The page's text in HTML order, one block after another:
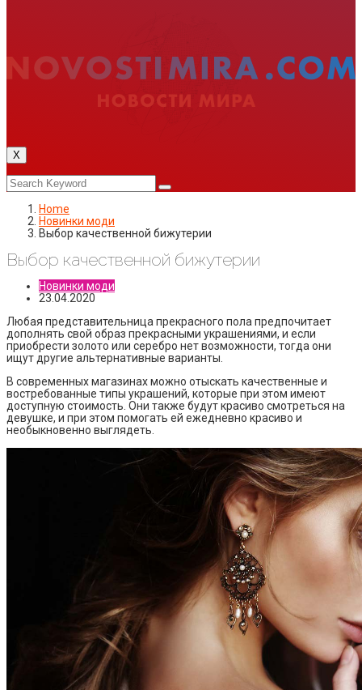
X
Home
Новинки моди
Выбор качественной бижутерии
Выбор качественной бижутерии
Новинки моди
23.04.2020
Любая представительница прекрасного пола предпочитает
дополнять свой образ прекрасными украшениями, и если
приобрести золото или серебро нет возможности, тогда они
ищут другие альтернативные варианты.
В современных магазинах можно отыскать качественные и
востребованные типы украшений, которые при этом имеют
доступную стоимость. Они также будут красиво смотреться на
девушке, и при этом помогать ей ежедневно красиво и
необыкновенно выглядеть.